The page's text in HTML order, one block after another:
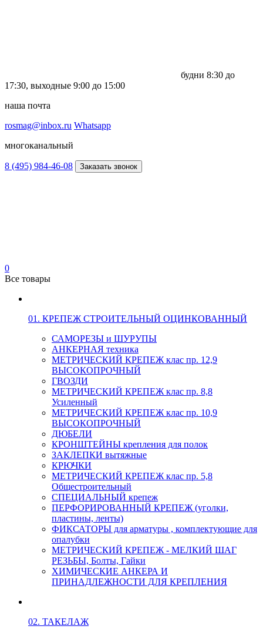
будни 8:30 до
17:30, выходные 9:00 до 15:00
наша почта
rosmag@inbox.ru Whatsapp
многоканальный
8 (495) 984-46-08 Заказать звонок
0
Все товары
01. КРЕПЕЖ СТРОИТЕЛЬНЫЙ ОЦИНКОВАННЫЙ
САМОРЕЗЫ и ШУРУПЫ
АНКЕРНАЯ техника
МЕТРИЧЕСКИЙ КРЕПЕЖ клас пр. 12,9
ВЫСОКОПРОЧНЫЙ
ГВОЗДИ
МЕТРИЧЕСКИЙ КРЕПЕЖ клас пр. 8,8
Усиленный
МЕТРИЧЕСКИЙ КРЕПЕЖ клас пр. 10,9
ВЫСОКОПРОЧНЫЙ
ДЮБЕЛИ
КРОНШТЕЙНЫ крепления для полок
ЗАКЛЕПКИ вытяжные
КРЮЧКИ
МЕТРИЧЕСКИЙ КРЕПЕЖ клас пр. 5,8
Общестроительный
СПЕЦИАЛЬНЫЙ крепеж
ПЕРФОРИРОВАННЫЙ КРЕПЕЖ (уголки,
пластины, ленты)
ФИКСАТОРЫ для арматуры , комплектующие для
опалубки
МЕТРИЧЕСКИЙ КРЕПЕЖ - МЕЛКИЙ ШАГ
РЕЗЬБЫ, Болты, Гайки
ХИМИЧЕСКИЕ АНКЕРА И
ПРИНАДЛЕЖНОСТИ ДЛЯ КРЕПЛЕНИЯ
02. ТАКЕЛАЖ